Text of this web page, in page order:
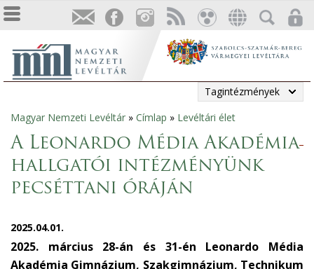
Tagintézmények
Jelenlegi
hely
Magyar Nemzeti Levéltár » Címlap » Levéltári élet
A Leonardo Média Akadémia
hallgatói intézményünk
pecséttani óráján
2025.04.01.
2025. március 28-án és 31-én Leonardo Média
Akadémia Gimnázium, Szakgimnázium, Technikum